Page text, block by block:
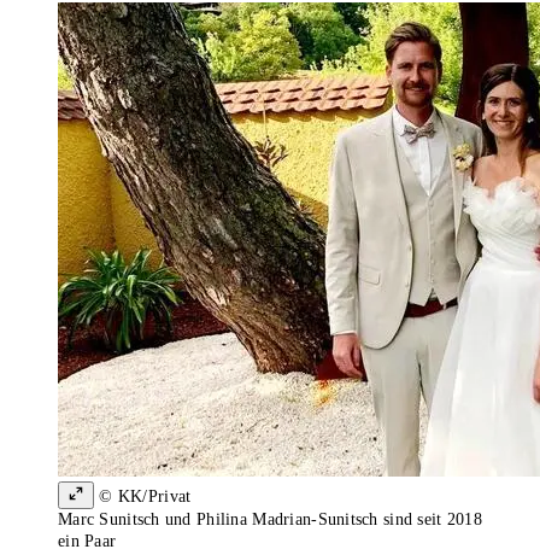
© KK/Privat
Marc Sunitsch und Philina Madrian-Sunitsch sind seit 2018
ein Paar